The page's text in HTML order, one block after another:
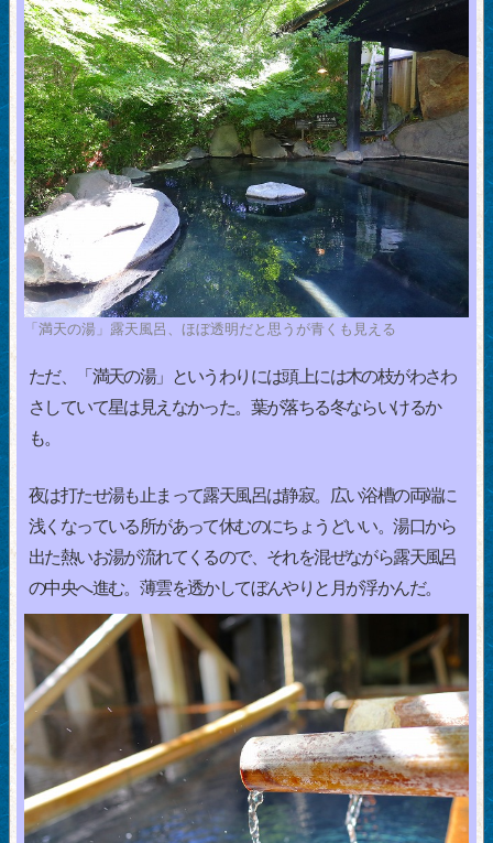
「満天の湯」露天風呂、ほぼ透明だと思うが青くも見える
ただ、「満天の湯」というわりには頭上には木の枝がわさわ
さしていて星は見えなかった。葉が落ちる冬ならいけるか
も。
夜は打たせ湯も止まって露天風呂は静寂。広い浴槽の両端に
浅くなっている所があって休むのにちょうどいい。湯口から
出た熱いお湯が流れてくるので、それを混ぜながら露天風呂
の中央へ進む。薄雲を透かしてぼんやりと月が浮かんだ。